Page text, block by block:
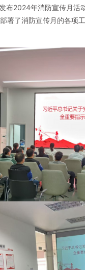
布2024年消防宣传月活
署了消防宣传月的各项